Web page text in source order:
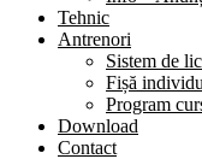
Tehnic
Antrenori
Sistem de
Fișă
Program
Download
Contact